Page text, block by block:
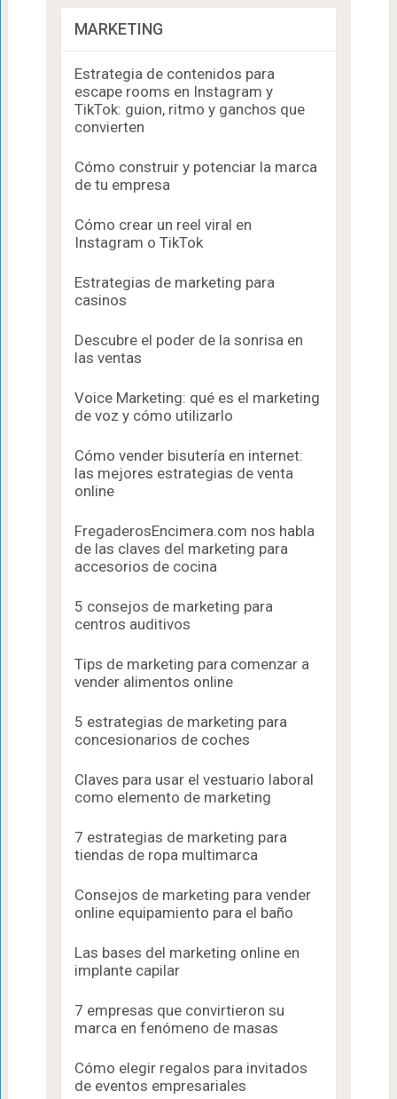
MARKETING
Estrategia de contenidos para
escape rooms en Instagram y
TikTok: guion, ritmo y ganchos que
convierten
Cómo construir y potenciar la marca
de tu empresa
Cómo crear un reel viral en
Instagram o TikTok
Estrategias de marketing para
casinos
Descubre el poder de la sonrisa en
las ventas
Voice Marketing: qué es el marketing
de voz y cómo utilizarlo
Cómo vender bisutería en internet:
las mejores estrategias de venta
online
FregaderosEncimera.com nos habla
de las claves del marketing para
accesorios de cocina
5 consejos de marketing para
centros auditivos
Tips de marketing para comenzar a
vender alimentos online
5 estrategias de marketing para
concesionarios de coches
Claves para usar el vestuario laboral
como elemento de marketing
7 estrategias de marketing para
tiendas de ropa multimarca
Consejos de marketing para vender
online equipamiento para el baño
Las bases del marketing online en
implante capilar
7 empresas que convirtieron su
marca en fenómeno de masas
Cómo elegir regalos para invitados
de eventos empresariales